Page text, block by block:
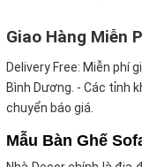
Giao Hàng Miễn
Delivery Free: Miễn phí
Bình Dương. - Các tỉnh
chuyển báo giá.
Mẫu Bàn Ghế